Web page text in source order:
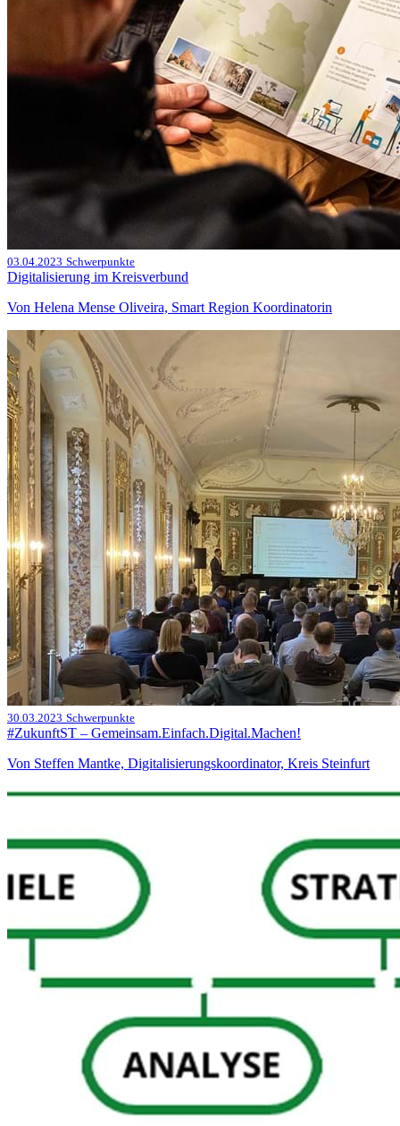
03.04.2023 Schwerpunkte
Digitalisierung im Kreisverbund
Von Helena Mense Oliveira, Smart Region Koordinatorin
30.03.2023 Schwerpunkte
#ZukunftST – Gemeinsam.Einfach.Digital.Machen!
Von Steffen Mantke, Digitalisierungskoordinator, Kreis Steinfurt